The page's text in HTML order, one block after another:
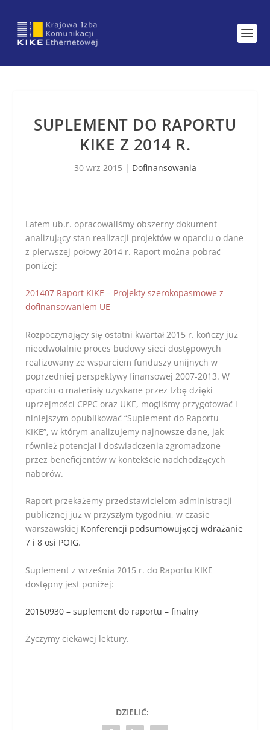
SUPLEMENT DO RAPORTU
KIKE Z 2014 R.
30 wrz 2015 | Dofinansowania
Latem ub.r. opracowaliśmy obszerny dokument
analizujący stan realizacji projektów w oparciu o dane
z pierwszej połowy 2014 r. Raport można pobrać
poniżej:
201407 Raport KIKE – Projekty szerokopasmowe z
dofinansowaniem UE
Rozpoczynający się ostatni kwartał 2015 r. kończy już
nieodwołalnie proces budowy sieci dostępowych
realizowany ze wsparciem funduszy unijnych w
poprzedniej perspektywy finansowej 2007-2013. W
oparciu o materiały uzyskane przez Izbę dzięki
uprzejmości CPPC oraz UKE, mogliśmy przygotować i
niniejszym opublikować “Suplement do Raportu
KIKE”, w którym analizujemy najnowsze dane, jak
również potencjał i doświadczenia zgromadzone
przez beneficjentów w kontekście nadchodzących
naborów.
Raport przekażemy przedstawicielom administracji
publicznej już w przyszłym tygodniu, w czasie
warszawskiej Konferencji podsumowującej wdrażanie
7 i 8 osi POIG.
Suplement z września 2015 r. do Raportu KIKE
dostępny jest poniżej:
20150930 – suplement do raportu – finalny
Życzymy ciekawej lektury.
DZIELIĆ: